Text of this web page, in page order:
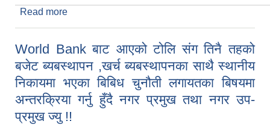
Read more
बिकासका बारेमा नेपाल नगरपालिका संघका अध्यक्ष एब
धुलिखेल नगरपालिकाका प्रमुख अशोक ब्यान्जु ज्यु संग
छ्लफल गर्दै
World Bank बाट आएको टोलि संग तिनै तहको
बजेट ब्यबस्थापन ,खर्च ब्यबस्थापनका साथै स्थानीय
निकायमा भएका बिबिध चुनौती लगायतका बिषयमा
अन्तरक्रिया गर्नु हुँदै नगर प्रमुख तथा नगर उप-
प्रमुख ज्यु !!